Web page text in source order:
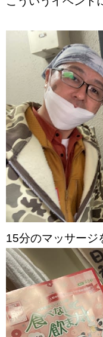
15分のマッサージ